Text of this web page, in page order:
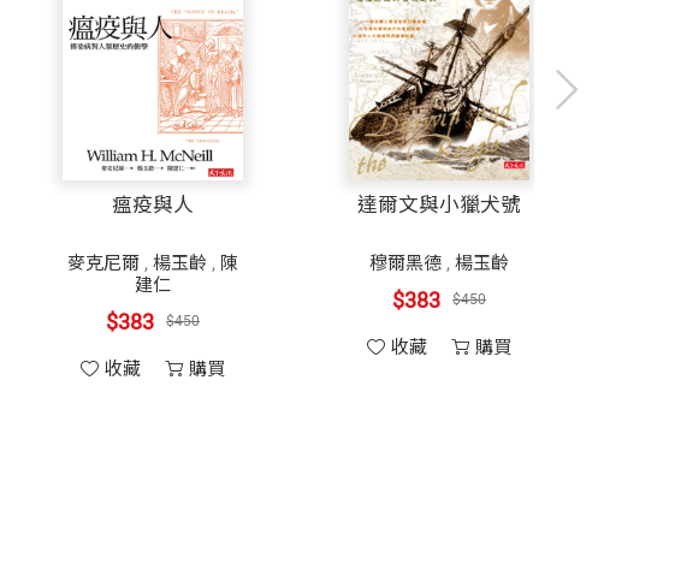
瘟疫與人
麥克尼爾 , 楊玉齡 , 陳
建仁
$383 $450
收藏 購買
達爾文與小獵犬號
穆爾黑德 , 楊玉齡
$383 $450
收藏 購買